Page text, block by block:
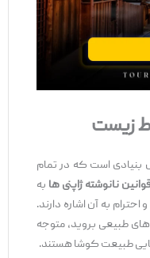
زیست
است که در تمام
نانوشته ژاپنی ‌هابه
به آن اشاره دارند.
طبیعی بروید، متوجه
طبیعت کوشا هستند.